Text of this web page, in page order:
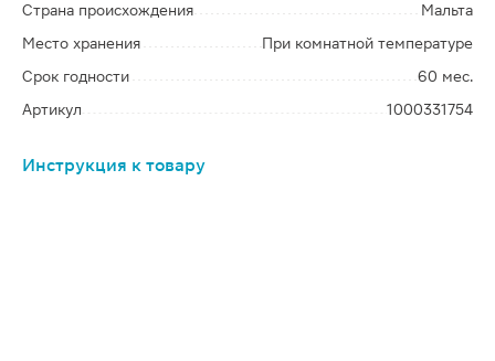
Страна происхождения
Мальта
Место хранения
При комнатной температуре
Срок годности
60 мес.
Артикул
1000331754
Инструкция к товару